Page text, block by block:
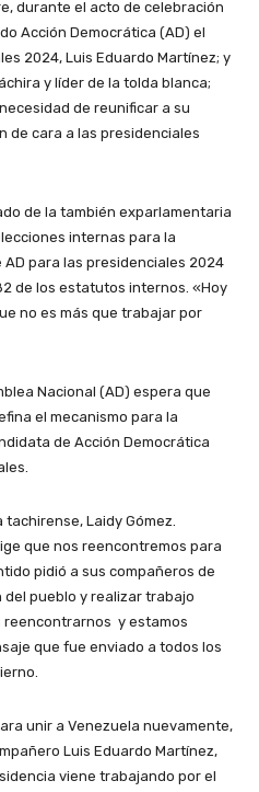
durante el acto de celebración
Acción Democrática (AD) el
2024, Luis Eduardo Martínez; y
y líder de la tolda blanca;
de reunificar a su
de cara a las presidenciales
de la también exparlamentaria
internas para la
para las presidenciales 2024
de los estatutos internos. «Hoy
no es más que trabajar por
Nacional (AD) espera que
el mecanismo para la
de Acción Democrática
Laidy Gómez.
que nos reencontremos para
pidió a sus compañeros de
pueblo y realizar trabajo
reencontrarnos y estamos
que fue enviado a todos los
unir a Venezuela nuevamente,
Luis Eduardo Martínez,
viene trabajando por el